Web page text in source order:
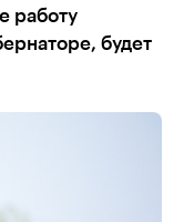
работу
будет